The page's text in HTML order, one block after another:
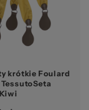
krótkie Foulard